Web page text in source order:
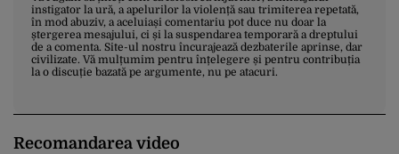
instigator la ură, a apelurilor la violență sau trimiterea repetată,
în mod abuziv, a aceluiași comentariu pot duce nu doar la
ștergerea mesajului, ci și la suspendarea temporară a dreptului
de a comenta. Site-ul nostru încurajează dezbaterile aprinse, dar
civilizate. Vă mulțumim pentru înțelegere și pentru contribuția
la o discuție bazată pe argumente, nu pe atacuri.
Recomandarea video